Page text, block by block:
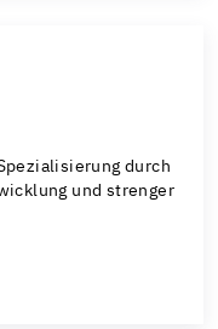
durch
und strenger